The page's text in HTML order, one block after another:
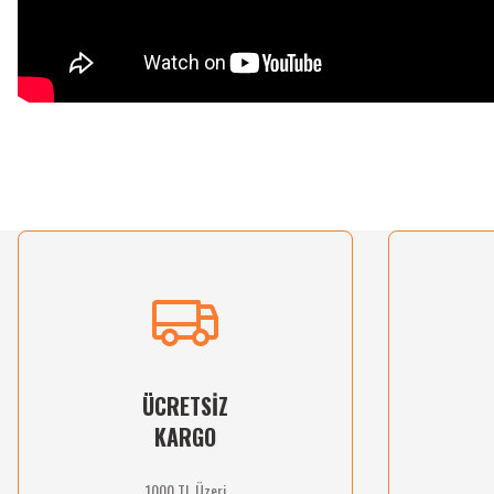
Ürün bilgilerinde hatalar bulunuyor.
ÜCRETSİZ
KARGO